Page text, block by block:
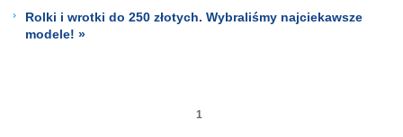
Rolki i wrotki do 250 złotych. Wybraliśmy najciekawsze
modele! »
1